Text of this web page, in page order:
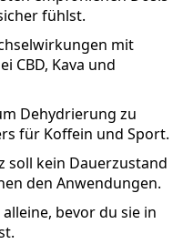
fühlst.
mit
CBD, Kava und
Dehydrierung zu
für Koffein und Sport.
soll kein Dauerzustand
den Anwendungen.
bevor du sie in